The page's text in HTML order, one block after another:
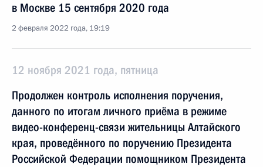
в Москве 15 сентября 2020 года
2 февраля 2022 года, 19:19
12 ноября 2021 года, пятница
Продолжен контроль исполнения поручения,
данного по итогам личного приёма в режиме
видео-конференц-связи жительницы Алтайского
края, проведённого по поручению Президента
Российской Федерации помощником Президента